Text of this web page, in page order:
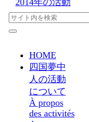
2014年の活動
HOME
四国夢中
人の活動
について
À propos
des activités